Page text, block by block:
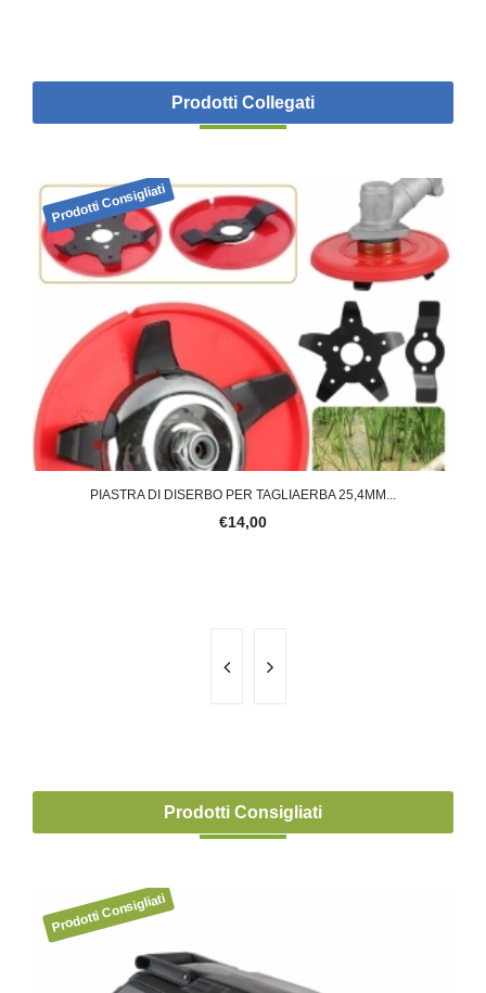
Prodotti Collegati
PIASTRA DI DISERBO PER TAGLIAERBA 25,4MM...
€14,00
Prodotti Consigliati